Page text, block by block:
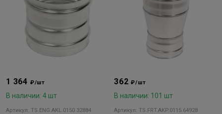
1 364 ₽/шт
В наличии: 4 шт
Артикул: TS.ENG.AKL.0150.32884
362₽/шт
В наличии: 101 шт
Артикул: TS.FRT.AKP.0115.64928